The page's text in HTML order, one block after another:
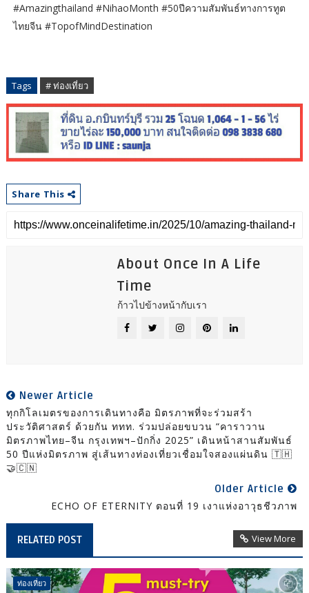
#Amazingthailand #NihaoMonth #50ปีความสัมพันธ์ทางการทูต
ไทยจีน #TopofMindDestination
Tags # ท่องเที่ยว
Share This
About Once In A Life
Time
ก้าวไปข้างหน้ากับเรา
Newer Article
ทุกกิโลเมตรของการเดินทางคือ มิตรภาพที่จะร่วมสร้า
ประวัติศาสตร์ ด้วยกัน ททท. ร่วมปล่อยขบวน “คาราวาน
มิตรภาพไทย–จีน กรุงเทพฯ–ปักกิ่ง 2025” เดินหน้าสานสัมพันธ์
50 ปีแห่งมิตรภาพ สู่เส้นทางท่องเที่ยวเชื่อมใจสองแผ่นดิน 🇹🇭
🤝🇨🇳
Older Article
ECHO OF ETERNITY ตอนที่ 19 เงาแห่งอาวุธชีวภาพ
RELATED POST View More
ท่องเที่ยว